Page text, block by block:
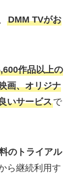
DMM TVがお
作品以上の
画、オリジナ
いサービスで
のトライアル
ら継続利用す